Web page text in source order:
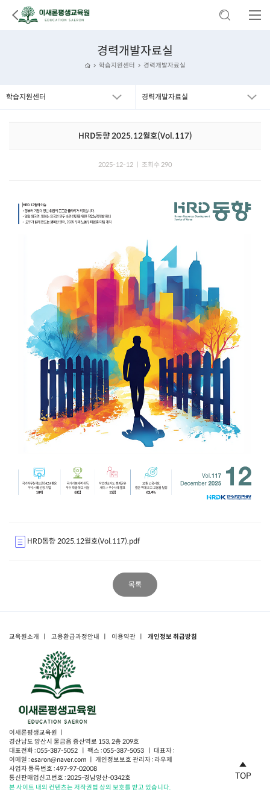
경력개발자료실
학습지원센터 경력개발자료실
학습지원센터 경력개발자료실
HRD동향 2025.12월호(Vol.117)
2025-12-12 ㅣ 조회수 290
HRD동향 2025.12월호(Vol.117).pdf
목록
교육원소개 ㅣ 고용환급과정안내 ㅣ 이용약관 ㅣ 개인정보 취급방침
이새론평생교육원 ㅣ
경산남도 양산시 물금읍 증산역로 153, 2층 209호
대표전화 : 055-387-5052 ㅣ 팩스 : 055-387-5053 ㅣ 대표자 :
이메일 : esaron@naver.com ㅣ 개인정보보호 관리자 : 라우제
사업자 등록번호 : 497-97-02008
통신판매업신고번호 : 2025-경남양산-0342호
본 사이트 내의 컨텐츠는 저작권법 상의 보호를 받고 있습니다.
TOP